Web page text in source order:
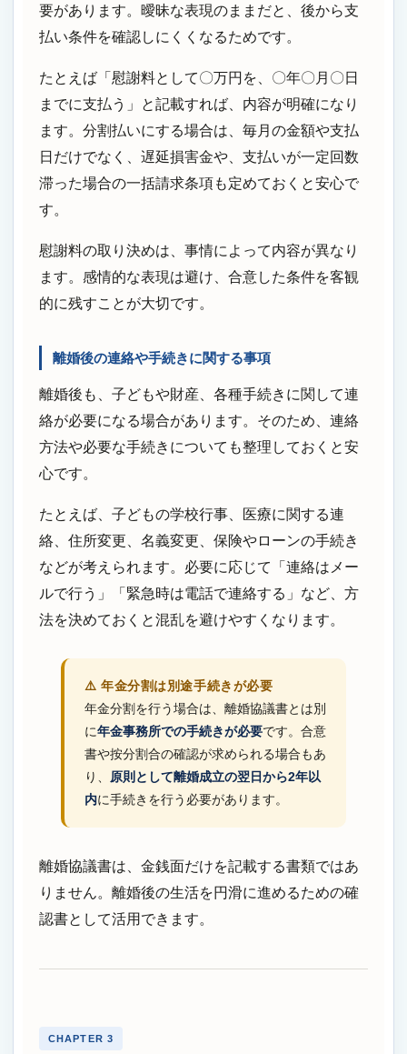
要があります。曖昧な表現のままだと、後から支
払い条件を確認しにくくなるためです。
たとえば「慰謝料として〇万円を、〇年〇月〇日
までに支払う」と記載すれば、内容が明確になり
ます。分割払いにする場合は、毎月の金額や支払
日だけでなく、遅延損害金や、支払いが一定回数
滞った場合の一括請求条項も定めておくと安心で
す。
慰謝料の取り決めは、事情によって内容が異なり
ます。感情的な表現は避け、合意した条件を客観
的に残すことが大切です。
離婚後の連絡や手続きに関する事項
離婚後も、子どもや財産、各種手続きに関して連
絡が必要になる場合があります。そのため、連絡
方法や必要な手続きについても整理しておくと安
心です。
たとえば、子どもの学校行事、医療に関する連
絡、住所変更、名義変更、保険やローンの手続き
などが考えられます。必要に応じて「連絡はメー
ルで行う」「緊急時は電話で連絡する」など、方
法を決めておくと混乱を避けやすくなります。
⚠️ 年金分割は別途手続きが必要
年金分割を行う場合は、離婚協議書とは別
に年金事務所での手続きが必要です。合意
書や按分割合の確認が求められる場合もあ
り、 原則として離婚成立の翌日から2年以
内に手続きを行う必要があります。
離婚協議書は、金銭面だけを記載する書類ではあ
りません。離婚後の生活を円滑に進めるための確
認書として活用できます。
CHAPTER 3